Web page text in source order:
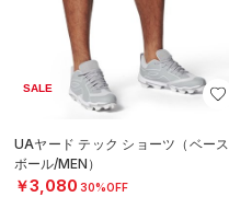
SALE
UAヤード テック ショーツ（ベース
ボール/MEN）
￥3,080 30%OFF